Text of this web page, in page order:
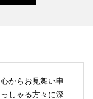
からお見舞い申
しゃる方々に深